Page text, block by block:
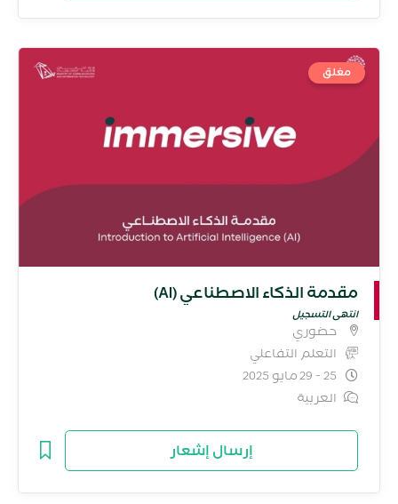
مغلق
مقدمة الذكاء الاصطناعي (AI)
انتهى التسجيل
حضوري
التعلم التفاعلي
25 - 29 مايو 2025
العربية
إرسال إشعار